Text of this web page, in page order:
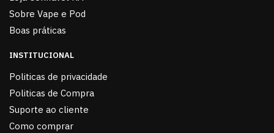
Sobre Vape e Pod
Boas práticas
INSTITUCIONAL
Politicas de privacidade
Politicas de Compra
Suporte ao cliente
Como comprar